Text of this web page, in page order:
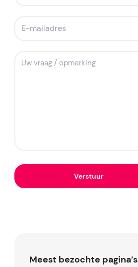
Meest bezochte pagina’s